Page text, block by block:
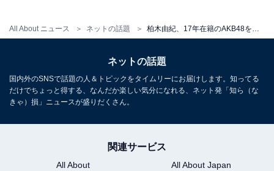
All About ニュース ネットの話題
ネットの話題
国内外のSNSで話題の人＆トピックをタイムリーにお届けします。知ってる
だけでちょっと得する、なんだか楽しい気分になれる、ネット発「知ら（な
きゃ）損」ニュースが盛りだくさん。
関連サービス
All About
All About Japan